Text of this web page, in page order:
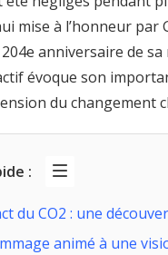
mise à l’honneur par
204e anniversaire de
évoque son
du changement
:
du CO2 : une
animé à une